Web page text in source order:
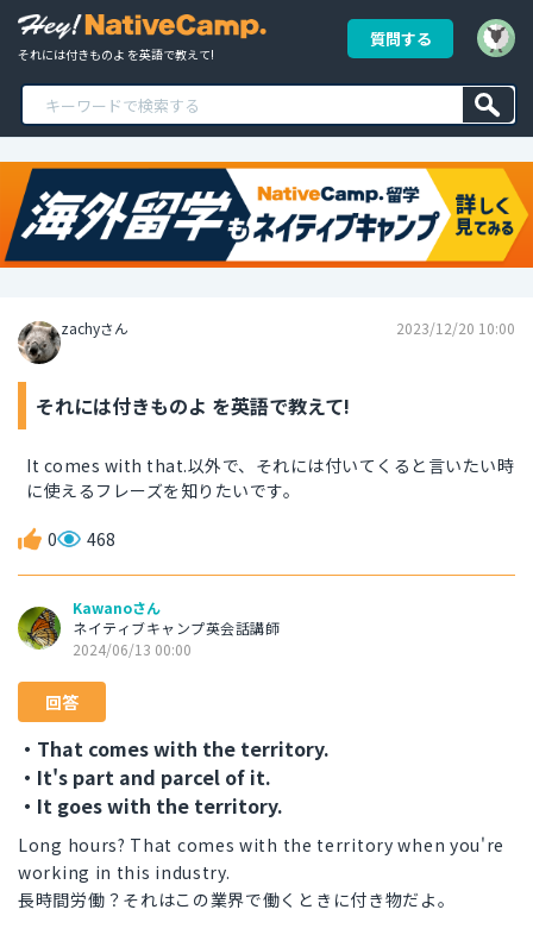
それには付きものよ を英語で教えて!
質問する
zachyさん 2023/12/20 10:00
それには付きものよ を英語で教えて!
It comes with that.以外で、それには付いてくると言いたい時
に使えるフレーズを知りたいです。
0 468
Kawanoさん
ネイティブキャンプ英会話講師
2024/06/13 00:00
回答
・That comes with the territory.
・It's part and parcel of it.
・It goes with the territory.
Long hours? That comes with the territory when you're
working in this industry.
長時間労働？それはこの業界で働くときに付き物だよ。